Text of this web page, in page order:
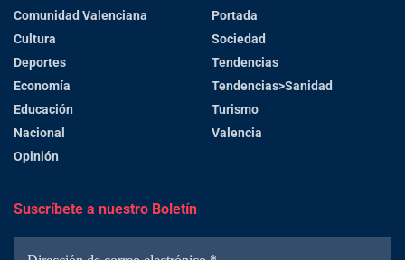
Comunidad Valenciana
Cultura
Deportes
Economía
Educación
Nacional
Opinión
Portada
Sociedad
Tendencias
Tendencias>Sanidad
Turismo
Valencia
Suscríbete a nuestro Boletín